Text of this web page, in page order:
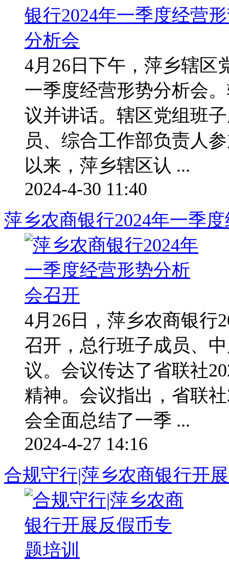
4月26日下午，萍乡辖区
一季度经营形势分析会
议并讲话。辖区党组班
员、综合工作部负责人
以来，萍乡辖区认 ...
2024-4-30 11:40
萍乡农商银行2024年一季
4月26日，萍乡农商银行
召开，总行班子成员、
议。会议传达了省联社
精神。会议指出，省联
会全面总结了一季 ...
2024-4-27 14:16
合规守行|萍乡农商银行开